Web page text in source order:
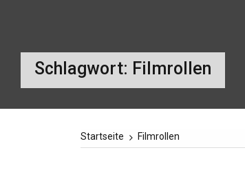
Schlagwort: Filmrollen
Startseite Filmrollen